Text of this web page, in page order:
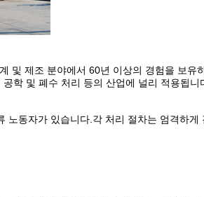
및 제조 분야에서 60년 이상의 경험을 보유
학 및 폐수 처리 등의 산업에 널리 적용됩니
노동자가 있습니다.각 처리 절차는 엄격하게